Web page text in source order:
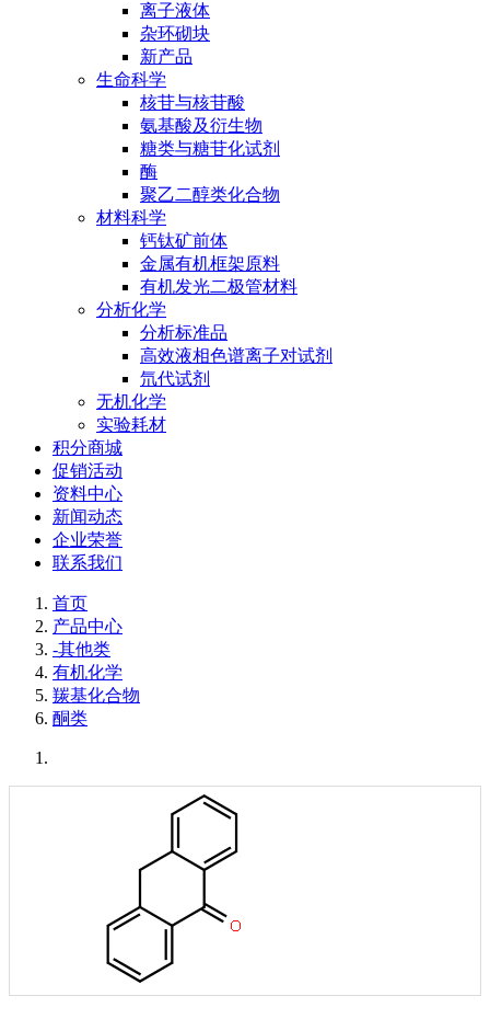
离子液体
杂环砌块
新产品
生命科学
核苷与核苷酸
氨基酸及衍生物
糖类与糖苷化试剂
酶
聚乙二醇类化合物
材料科学
钙钛矿前体
金属有机框架原料
有机发光二极管材料
分析化学
分析标准品
高效液相色谱离子对试剂
氘代试剂
无机化学
实验耗材
积分商城
促销活动
资料中心
新闻动态
企业荣誉
联系我们
首页
产品中心
-其他类
有机化学
羰基化合物
酮类